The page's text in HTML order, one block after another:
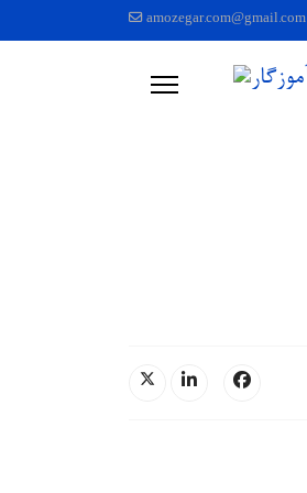
amozegar.com@gmail.com